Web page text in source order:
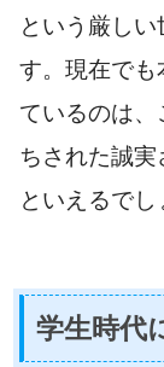
という厳し
す。現在で
ているのは
ちされた誠
といえるでし
学生時代